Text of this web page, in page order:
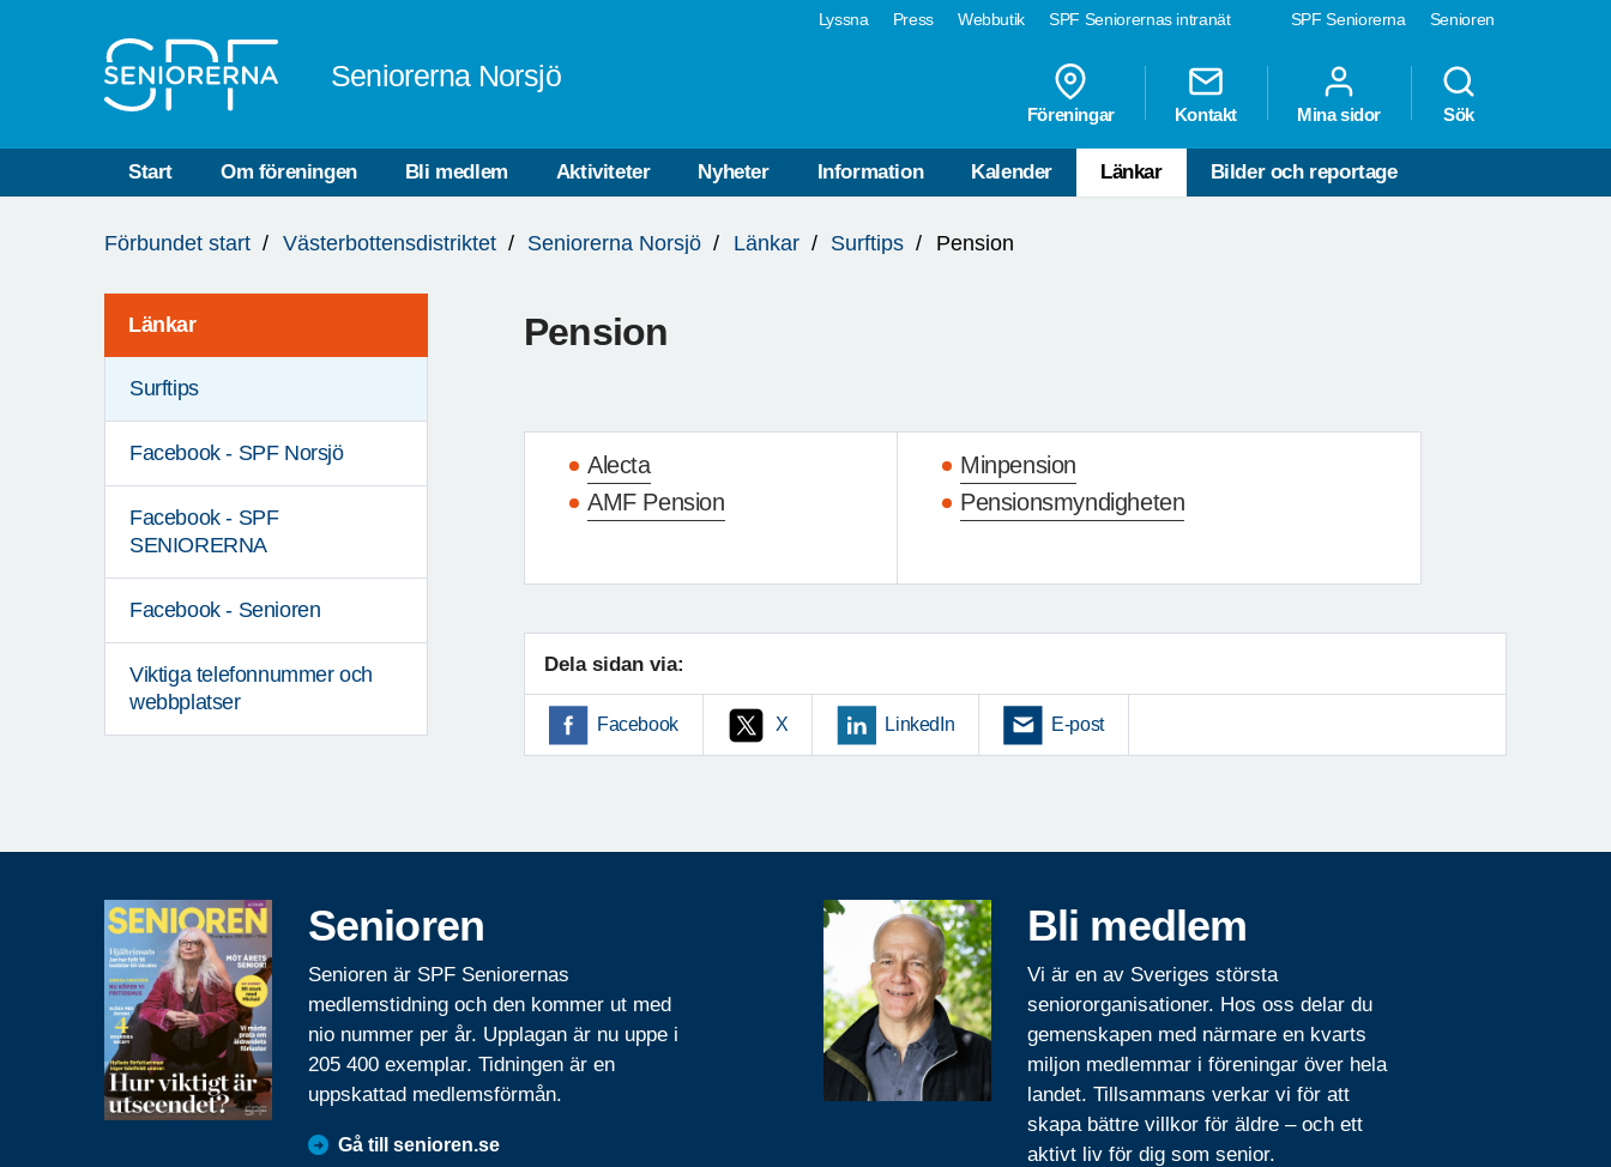
SPF Seniorerna Senioren
Lyssna Press Webbutik SPF Seniorernas intranät
Seniorerna Norsjö
Föreningar Kontakt Mina sidor Sök
Start Om föreningen Bli medlem Aktiviteter Nyheter Information Kalender Länkar Bilder och reportage
är
Förbundet start Västerbottensdistriktet Seniorerna Norsjö Länkar Surftips Pension
Länkar
Surftips
Facebook - SPF Norsjö
Facebook - SPF
SENIORERNA
Facebook - Senioren
Viktiga telefonnummer och
webbplatser
Pension
Alecta
AMF Pension
Minpension
Pensionsmyndigheten
Dela sidan via:
Facebook X LinkedIn E-post
Senioren
Senioren är SPF Seniorernas
medlemstidning och den kommer ut med
nio nummer per år. Upplagan är nu uppe i
205 400 exemplar. Tidningen är en
uppskattad medlemsförmån.
Gå till senioren.se
Bli medlem
Vi är en av Sveriges största
seniororganisationer. Hos oss delar du
gemenskapen med närmare en kvarts
miljon medlemmar i föreningar över hela
landet. Tillsammans verkar vi för att
skapa bättre villkor för äldre – och ett
aktivt liv för dig som senior.